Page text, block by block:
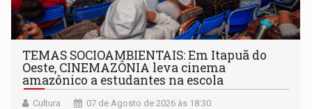
TEMAS SOCIOAMBIENTAIS: Em Itapuã do
Oeste, CINEMAZÔNIA leva cinema
amazônico a estudantes na escola
Cultura 07 de Agosto de 2026 às 18:30